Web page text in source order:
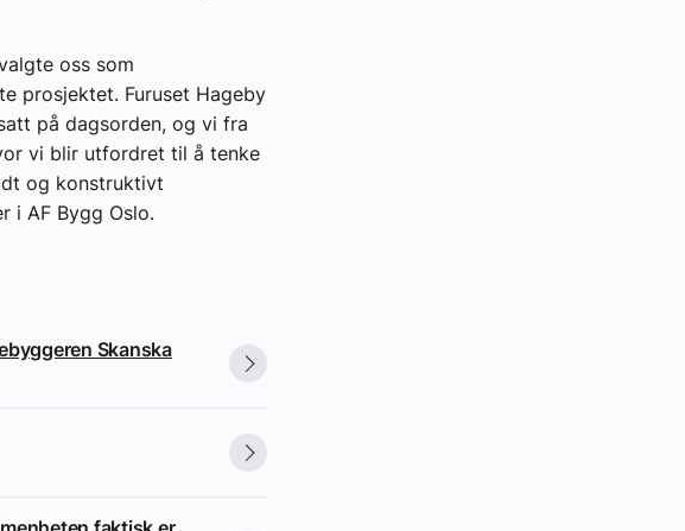
oss som
prosjektet. Furuset Hageby
på dagsorden, og vi fra
vi blir utfordret til å tenke
og konstruktivt
i AF Bygg Oslo.
Skanska